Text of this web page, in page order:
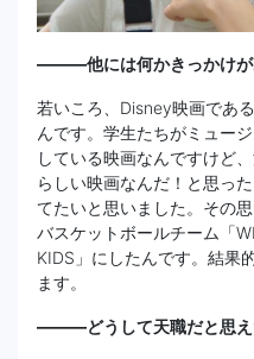
―――他には何かきっかけが
若いころ、Disney映画であ
んです。学生たちがミュー
している映画なんですけど
らしい映画なんだ！と思っ
てたいと思いました。その
バスケットボールチーム「
KIDS」にしたんです。結果
ます。
―――どうして天職だと思え